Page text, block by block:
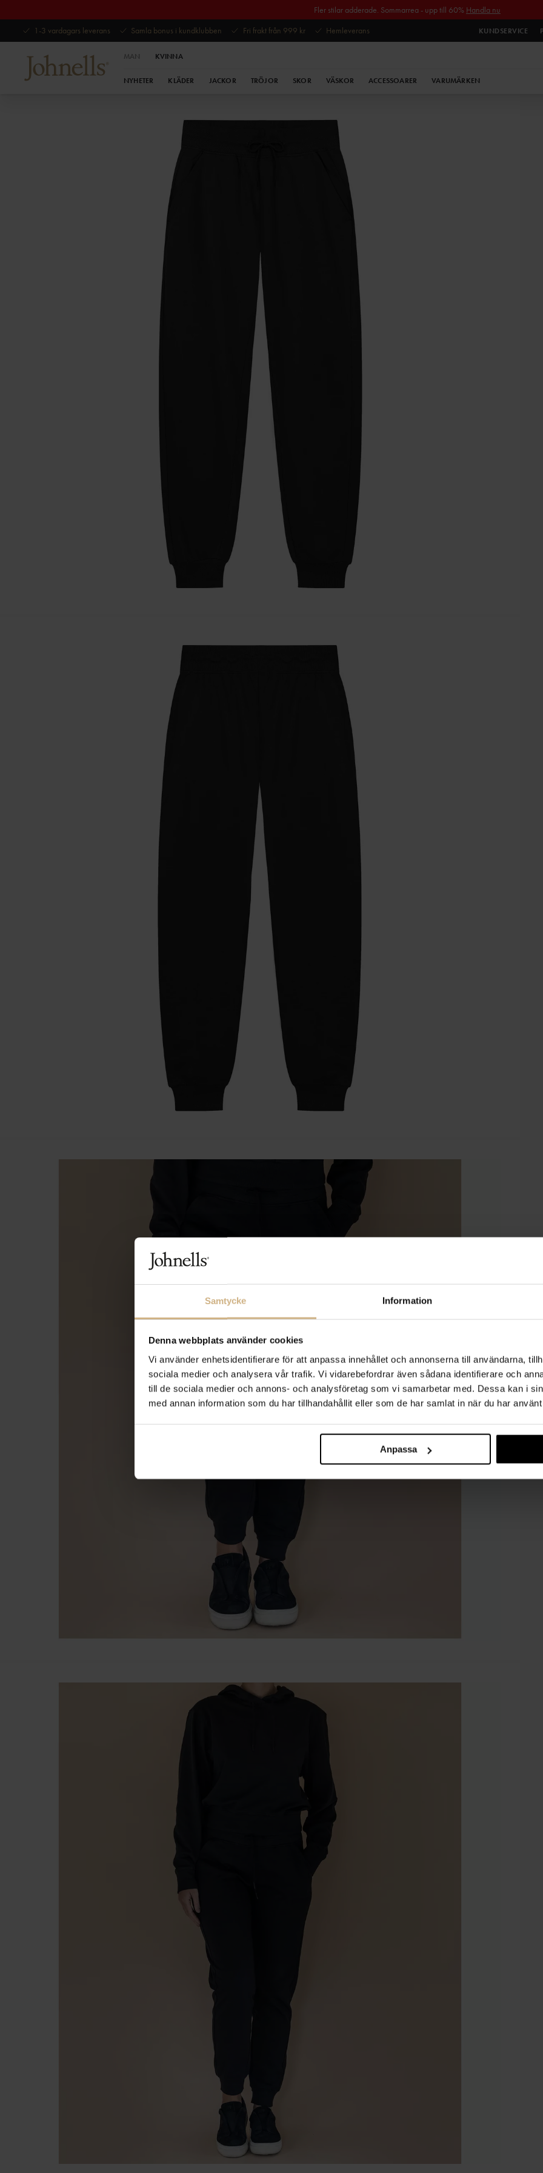
Samtycke Information
Denna webbplats använder cookies
Vi använder enhetsidentifierare för att anpassa innehållet och annonserna till användarna,
sociala medier och analysera vår trafik. Vi vidarebefordrar även sådana identifierare och
till de sociala medier och annons- och analysföretag som vi samarbetar med. Dessa kan i
med annan information som du har tillhandahållit eller som de har samlat in när du har
Anpassa
Fler stilar adderade. Sommarrea - upp till 60% Handla nu
1-3 vardagars leverans
Samla bonus i kundklubben Fri frakt från 999 kr Hemleverans KUNDSERVICE
MAN KVINNA
NYHETER KLÄDER JACKOR TRÖJOR SKOR VÄSKOR ACCESSOARER VARUMÄRKEN